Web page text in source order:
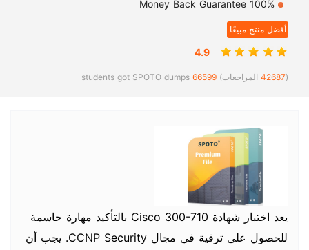
أفضل منتج مبيعًا
4.9
(
42687 المراجعات)
يعد اختبار شهادة Cisco 300-710 بالتأكيد مهارة حاسمة
للحصول على ترقية في مجال CCNP Security. يجب أن